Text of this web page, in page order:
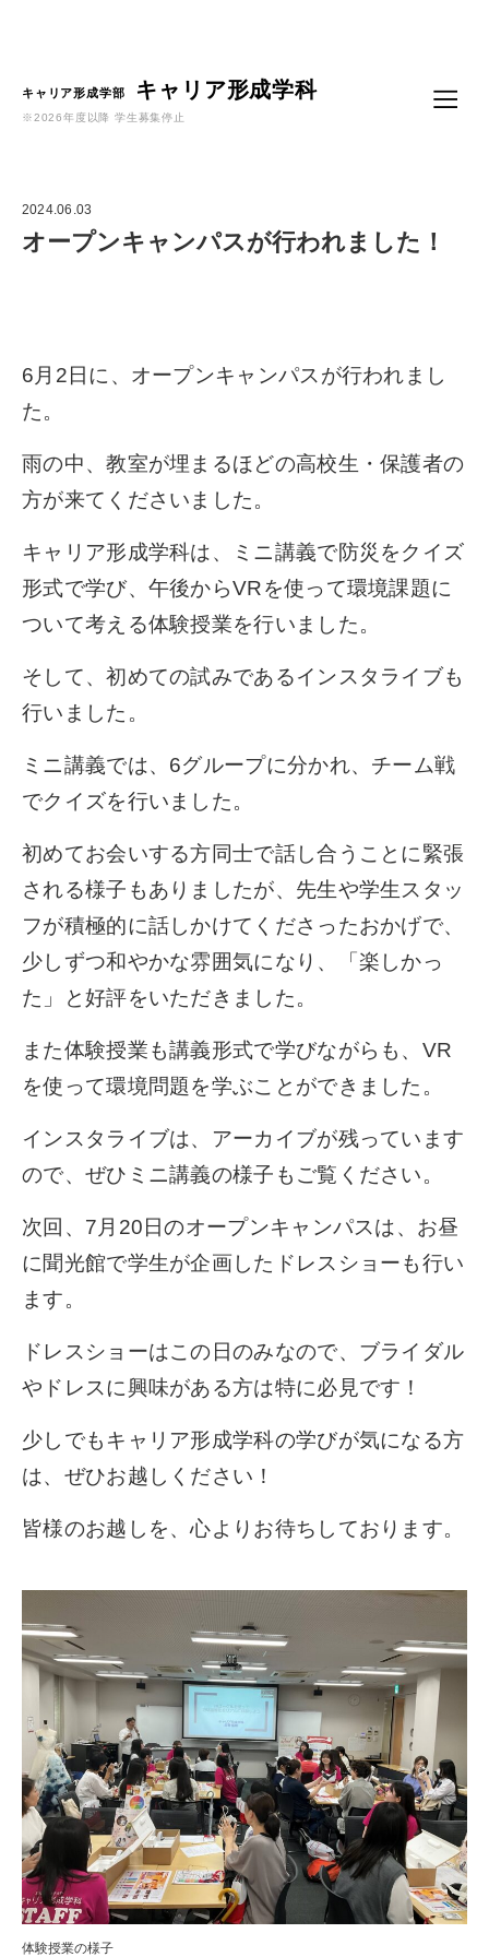
キャリア形成学部 キャリア形成学科
※2026年度以降 学生募集停止
2024.06.03
オープンキャンパスが行われました！
6月2日に、オープンキャンパスが行われまし
た。
雨の中、教室が埋まるほどの高校生・保護者の
方が来てくださいました。
キャリア形成学科は、ミニ講義で防災をクイズ
形式で学び、午後からVRを使って環境課題に
ついて考える体験授業を行いました。
そして、初めての試みであるインスタライブも
行いました。
ミニ講義では、6グループに分かれ、チーム戦
でクイズを行いました。
初めてお会いする方同士で話し合うことに緊張
される様子もありましたが、先生や学生スタッ
フが積極的に話しかけてくださったおかげで、
少しずつ和やかな雰囲気になり、「楽しかっ
た」と好評をいただきました。
また体験授業も講義形式で学びながらも、VR
を使って環境問題を学ぶことができました。
インスタライブは、アーカイブが残っています
ので、ぜひミニ講義の様子もご覧ください。
次回、7月20日のオープンキャンパスは、お昼
に聞光館で学生が企画したドレスショーも行い
ます。
ドレスショーはこの日のみなので、ブライダル
やドレスに興味がある方は特に必見です！
少しでもキャリア形成学科の学びが気になる方
は、ぜひお越しください！
皆様のお越しを、心よりお待ちしております。
体験授業の様子